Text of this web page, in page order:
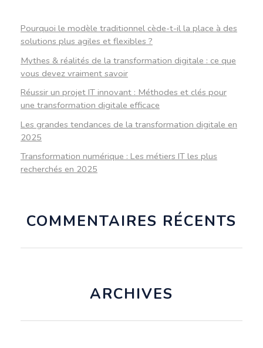
Pourquoi le modèle traditionnel cède-t-il la place à des
solutions plus agiles et flexibles ?
Mythes & réalités de la transformation digitale : ce que
vous devez vraiment savoir
Réussir un projet IT innovant : Méthodes et clés pour
une transformation digitale efficace
Les grandes tendances de la transformation digitale en
2025
Transformation numérique : Les métiers IT les plus
recherchés en 2025
COMMENTAIRES RÉCENTS
ARCHIVES